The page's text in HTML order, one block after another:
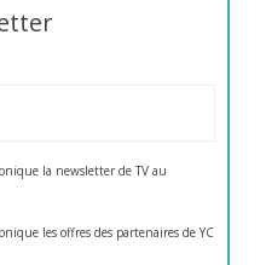
la newsletter de TV au
les offres des partenaires de YC